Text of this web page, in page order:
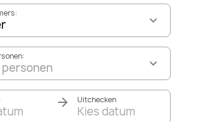
Uitchecken
Kies datum